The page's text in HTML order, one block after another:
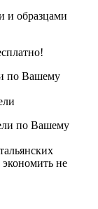
по Вашему
не